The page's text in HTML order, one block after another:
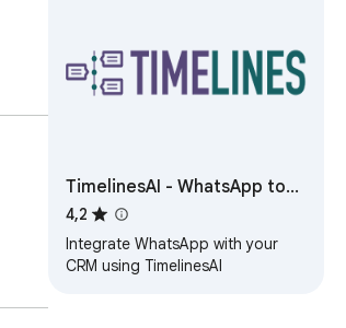
TimelinesAI - WhatsApp to
CRM
4,2
Integrate WhatsApp with your
CRM using TimelinesAI